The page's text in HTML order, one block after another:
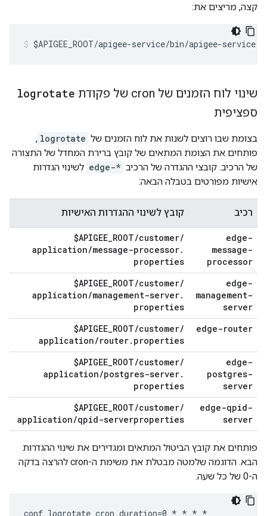
קצה, מריצים את:
$APIGEE_ROOT/apigee-service/bin/apigee-service
שינוי לוח הזמנים של cron של פקודת
logrotate
ספציפית
בצומת שבו רוצים לשנות את לוח הזמנים של logrotate
,
פותחים את הצומת המתאים של קובץ ברירת המחדל של התצורה
של הרכיב. קובצי ההגדרה של הרכיב edge-* לשינוי הגדרות
אישיות מפורטים בטבלה הבאה:
רכיב קובץ לשינוי ההגדרות האישיות
edge-
message-
processor
$APIGEE_ROOT/customer/
application/message-processor.
properties
edge-
management-
server
$APIGEE_ROOT/customer/
application/management-server.
properties
edge-router
$APIGEE_ROOT/customer/
application/router. properties
edge-
postgres-
server
$APIGEE_ROOT/customer/
application/postgres-server.
properties
edge-qpid-
server
$APIGEE_ROOT/customer/
application/qpid-serverproperties
פותחים את קובץ הביטול המתאים ומגדירים את שינוי ההגדרות
הבא. הדוגמה שלמטה מבטלת את משימת ה-cron להרצה בדקה
ה-0 של כל שעה.
conf_logrotate_cron_duration=0 * * * *